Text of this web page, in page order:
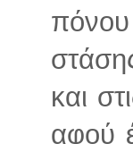
και
αφού